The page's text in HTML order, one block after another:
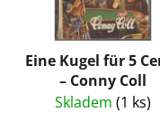
Eine Kugel für 5
– Conny Coll
Skladem (1 ks)